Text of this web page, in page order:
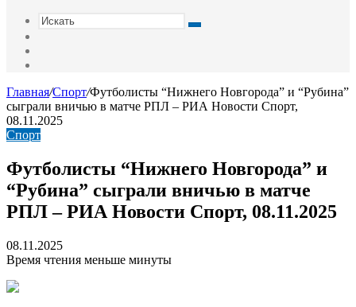
Искать
Главная/Спорт/Футболисты “Нижнего Новгорода” и “Рубина”
сыграли вничью в матче РПЛ – РИА Новости Спорт,
08.11.2025
Спорт
Футболисты “Нижнего Новгорода” и
“Рубина” сыграли вничью в матче
РПЛ – РИА Новости Спорт, 08.11.2025
08.11.2025
Время чтения меньше минуты